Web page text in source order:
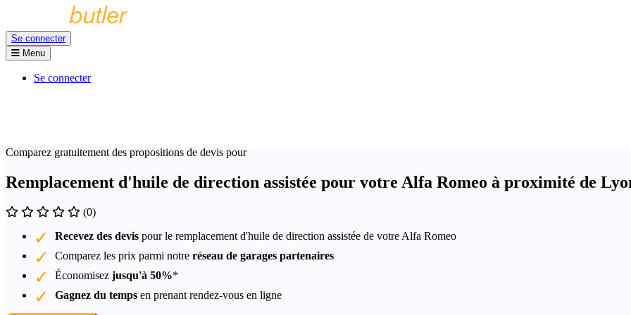
Se connecter
Menu
Se connecter
Comparez gratuitement des propositions de devis pour
Remplacement d'huile de direction assistée pour votre Alfa Romeo à proximité de
(0)
Recevez des devis pour le remplacement d'huile de direction assistée de votre Alfa Romeo
Comparez les prix parmi notre réseau de garages partenaires
Économisez jusqu'à 50%*
Gagnez du temps en prenant rendez-vous en ligne